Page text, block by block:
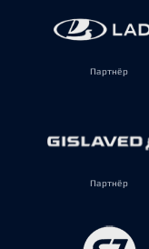
Партнёр
Партнёр